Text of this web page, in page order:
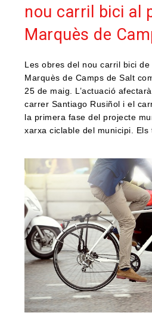
nou carril bici al
Marquès de
Les obres del nou carril bici
Marquès de Camps de Salt
25 de maig. L’actuació
carrer Santiago Rusiñol i el
la primera fase del projecte
xarxa ciclable del municipi.